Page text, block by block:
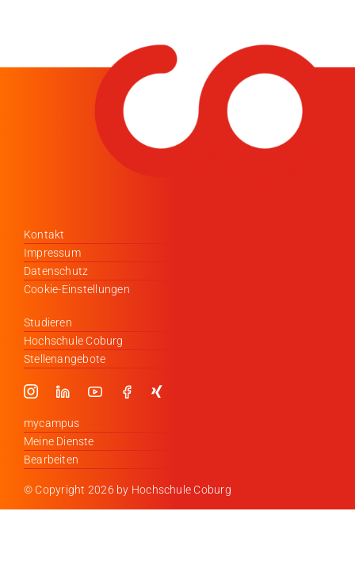
Kontakt
Impressum
Datenschutz
Cookie-Einstellungen
Studieren
Hochschule Coburg
Stellenangebote
mycampus
Meine Dienste
Bearbeiten
© Copyright 2026 by Hochschule Coburg